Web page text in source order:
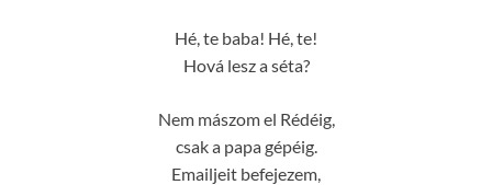
Hé, te baba! Hé, te!
Hová lesz a séta?
Nem mászom el Rédéig,
csak a papa gépéig.
Emailjeit befejezem,